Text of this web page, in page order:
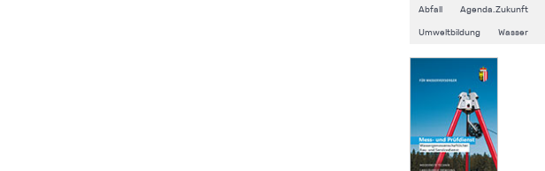
Abfall Agenda.Zukunft
Umweltbildung Wasser